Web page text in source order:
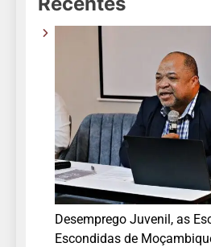
Desemprego Juvenil, as
Escondidas de